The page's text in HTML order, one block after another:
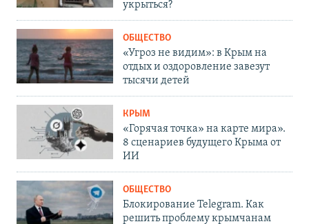
укрыться?
ОБЩЕСТВО
«Угроз не видим»: в Крым на
отдых и оздоровление завезут
тысячи детей
КРЫМ
«Горячая точка» на карте мира».
8 сценариев будущего Крыма от
ИИ
ОБЩЕСТВО
Блокирование Telegram. Как
решить проблему крымчанам